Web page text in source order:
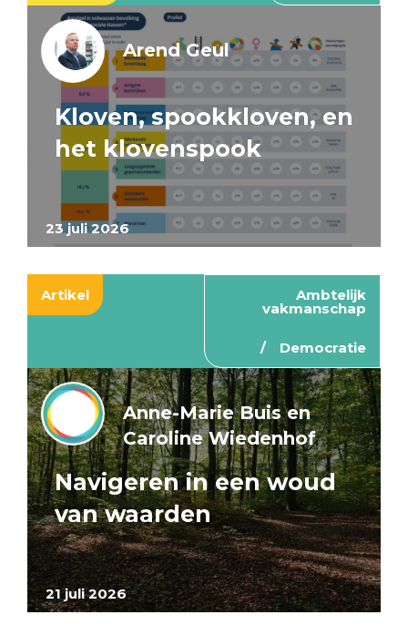
23 juli 2026
Arend Geul
Kloven, spookkloven, en
het klovenspook
Artikel Ambtelijk
vakmanschap
Democratie
21 juli 2026
Anne-Marie Buis en
Caroline Wiedenhof
Navigeren in een woud
van waarden